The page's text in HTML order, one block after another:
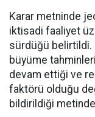
Karar metninde
iktisadi faaliyet
sürdüğü belirtildi.
büyüme
devam ettiği ve
faktörü olduğu
bildirildiği